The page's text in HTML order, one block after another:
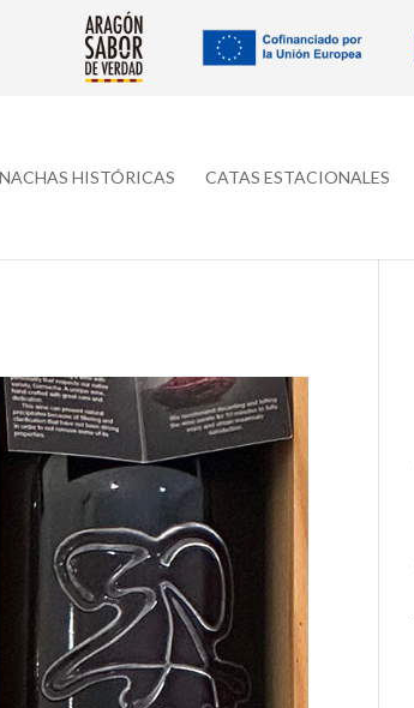
HISTÓRICAS CATAS ESTACIONALES